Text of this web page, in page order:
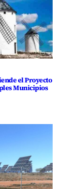
el Proyecto
Municipios